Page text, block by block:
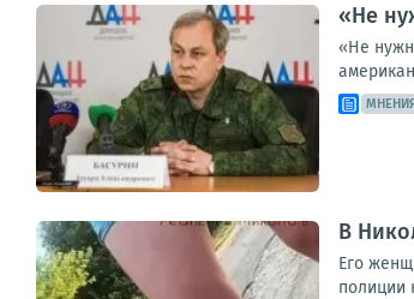
«Не
«Не
В
Его
полиции